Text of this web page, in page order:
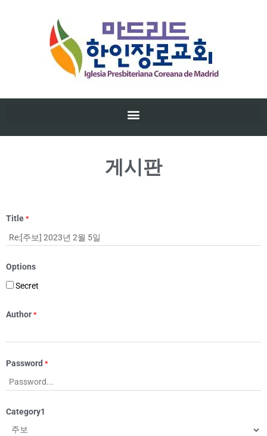
게시판
Title *
Options
Secret
Author *
Password *
Category1